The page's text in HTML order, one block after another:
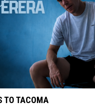
TO TACOMA